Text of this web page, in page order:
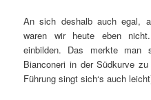
An sich deshalb auch egal,
waren wir heute eben
einbilden. Das merkte
Bianconeri in der Südkurve
Führung singt sich‘s auch